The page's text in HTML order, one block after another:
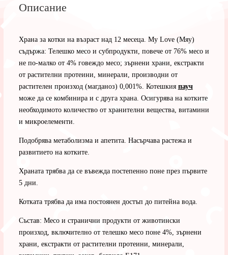
Описание
Храна за котки на възраст над 12 месеца. My Love (Мяу)
съдържа: Телешко месо и субпродукти, повече от 76% месо и
не по-малко от 4% говеждо месо; зърнени храни, екстракти
от растителни протеини, минерали, производни от
растителен произход (магданоз) 0,001%. Котешкия пауч
може да се комбинира и с друга храна. Осигурява на котките
необходимото количество от хранителни вещества, витамини
и микроелементи.
Подобрява метаболизма и апетита. Насърчава растежа и
развитието на котките.
Храната трябва да се въвежда постепенно поне през първите
5 дни.
Котката трябва да има постоянен достъп до питейна вода.
Състав: Месо и странични продукти от животински
произход, включително от телешко месо поне 4%, зърнени
храни, екстракти от растителни протеини, минерали,